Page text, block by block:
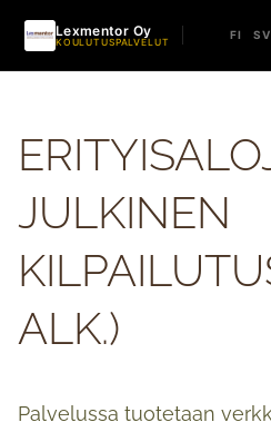
Lexmentor Oy
KOULUTUSPALVELUT
FI SV
JULKINEN
ALK.)
Palvelussa tuotetaan